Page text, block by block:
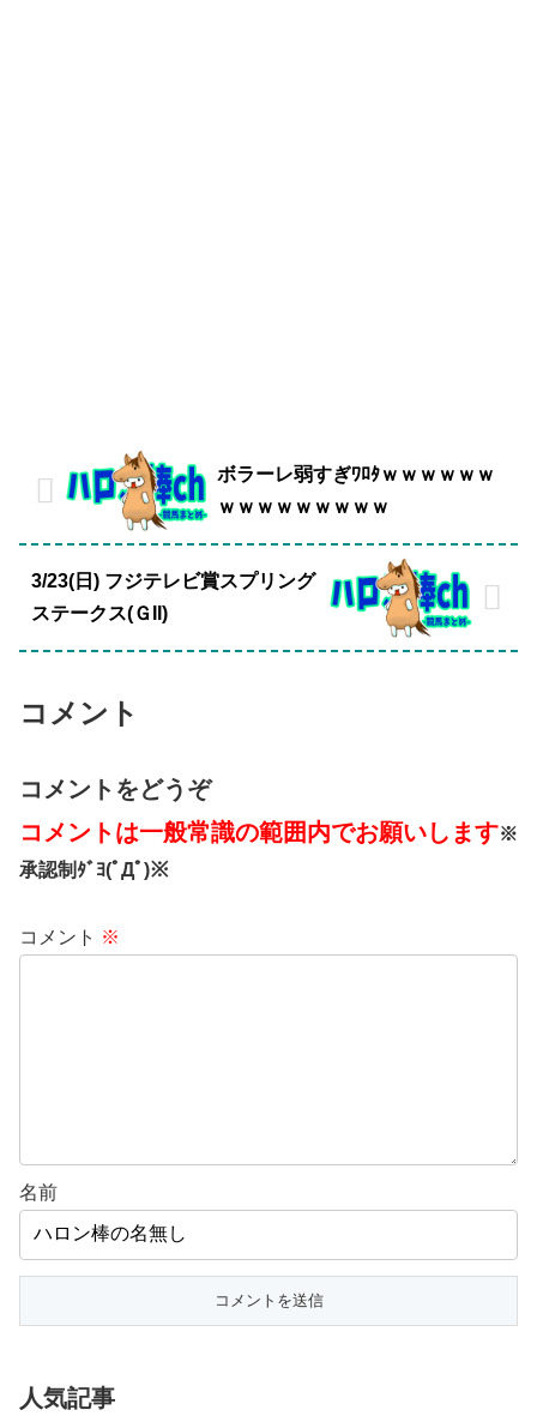
ボラーレ弱すぎﾜﾛﾀｗｗｗｗｗｗ
ｗｗｗｗｗｗｗｗｗ
3/23(日) フジテレビ賞スプリング
ステークス(ＧII)
コメント
コメントをどうぞ
コメントは一般常識の範囲内でお願いします※
承認制ﾀﾞﾖ(ﾟДﾟ)※
コメント ※
名前
人気記事